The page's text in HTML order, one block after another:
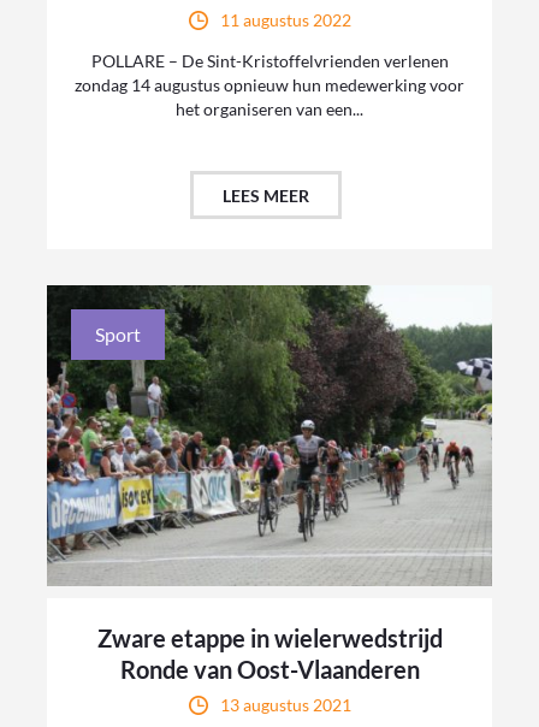
11 augustus 2022
POLLARE – De Sint-Kristoffelvrienden verlenen
zondag 14 augustus opnieuw hun medewerking voor
het organiseren van een...
LEES MEER
Sport
Zware etappe in wielerwedstrijd
Ronde van Oost-Vlaanderen
13 augustus 2021